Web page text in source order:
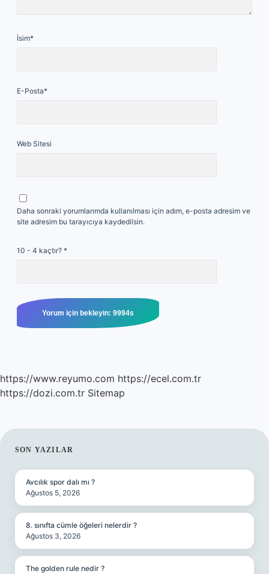
İsim*
E-Posta*
Web Sitesi
Daha sonraki yorumlarımda kullanılması için adım, e-posta adresim ve
site adresim bu tarayıcıya kaydedilsin.
10 - 4 kaçtır? *
https://www.reyumo.com https://ecel.com.tr
https://dozi.com.tr Sitemap
SIDEBAR
SON YAZILAR
Avcılık spor dalı mı ?
Ağustos 5, 2026
8. sınıfta cümle öğeleri nelerdir ?
Ağustos 3, 2026
The golden rule nedir ?